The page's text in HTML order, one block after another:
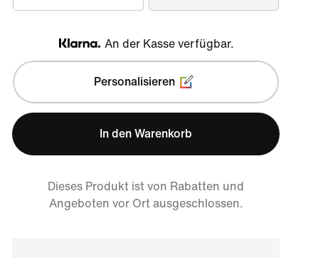
Klarna
An der Kasse verfügbar.
Personalisieren
In den Warenkorb
Dieses Produkt ist von Rabatten und
Angeboten vor Ort ausgeschlossen.